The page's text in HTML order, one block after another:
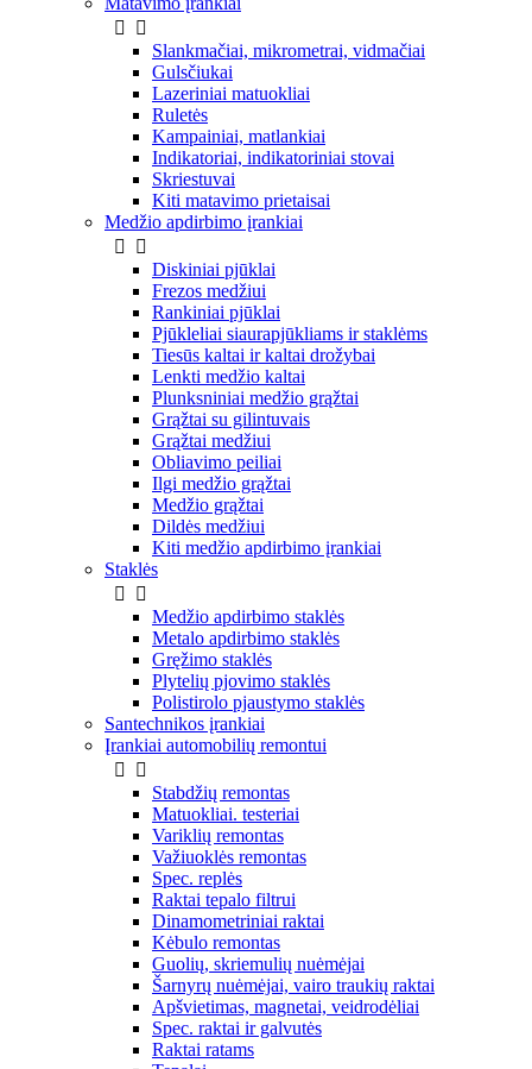


Slankmačiai, mikrometrai, vidmačiai
Gulsčiukai
Lazeriniai matuokliai
Ruletės
Kampainiai, matlankiai
Indikatoriai, indikatoriniai stovai
Skriestuvai
Kiti matavimo prietaisai
Medžio apdirbimo įrankiai


Diskiniai pjūklai
Frezos medžiui
Rankiniai pjūklai
Pjūkleliai siaurapjūkliams ir staklėms
Tiesūs kaltai ir kaltai drožybai
Lenkti medžio kaltai
Plunksniniai medžio grąžtai
Grąžtai su gilintuvais
Grąžtai medžiui
Obliavimo peiliai
Ilgi medžio grąžtai
Medžio grąžtai
Dildės medžiui
Kiti medžio apdirbimo įrankiai
Staklės


Medžio apdirbimo staklės
Metalo apdirbimo staklės
Gręžimo staklės
Plytelių pjovimo staklės
Polistirolo pjaustymo staklės
Santechnikos įrankiai
Įrankiai automobilių remontui


Stabdžių remontas
Matuokliai. testeriai
Variklių remontas
Važiuoklės remontas
Spec. replės
Raktai tepalo filtrui
Dinamometriniai raktai
Kėbulo remontas
Guolių, skriemulių nuėmėjai
Šarnyrų nuėmėjai, vairo traukių raktai
Apšvietimas, magnetai, veidrodėliai
Spec. raktai ir galvutės
Raktai ratams